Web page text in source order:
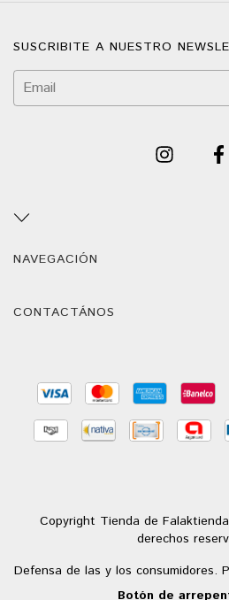
SUSCRIBITE A NUESTRO
NAVEGACIÓN
CONTACTÁNOS
Copyright Tienda de
derechos
Defensa de las y los consumidores.
Botón de